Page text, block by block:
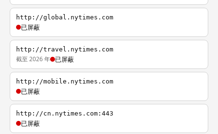
http://global.nytimes.com
已屏蔽
http://travel.nytimes.com
截至 2026 年 已屏蔽
http://mobile.nytimes.com
已屏蔽
http://cn.nytimes.com:443
已屏蔽